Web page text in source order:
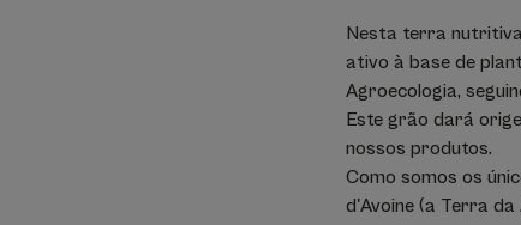
Nesta terra
ativo à base de
Agroecologia,
Este grão dará
nossos produtos.
Como somos os
d'Avoine (a Terra